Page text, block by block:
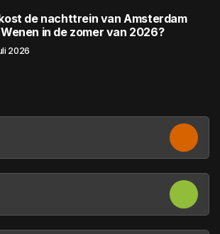
de nachttrein van Amsterdam
in de zomer van 2026?
2026